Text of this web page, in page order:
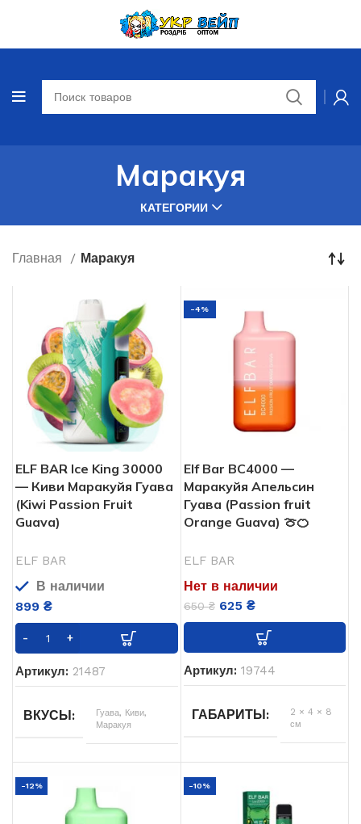
Маракуя
КАТЕГОРИИ
Главная Маракуя
ELF BAR Ice King 30000
— Киви Маракуйя Гуава
(Kiwi Passion Fruit
Guava)
ELF BAR
В наличии
899 ₴
Артикул: 21487
ВКУСЫ Гуава, Киви,
Маракуя
ELF BAR
НИКОТИНА 5%
-4%
Elf Bar BC4000 —
Маракуйя Апельсин
Гуава (Passion fruit
Orange Guava) 🍈🍊
ELF BAR
Нет в наличии
650₴ 625 ₴
Артикул: 19744
ГАБАРИТЫ
2 × 4 × 8
см
ВКУСЫ Апельсин,Гуава,
ELF BAR
-12% -10%